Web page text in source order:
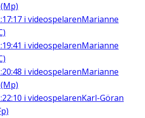
i videospelarenMarianne
i videospelarenMarianne
i videospelarenMarianne
i videospelarenKarl-Göran